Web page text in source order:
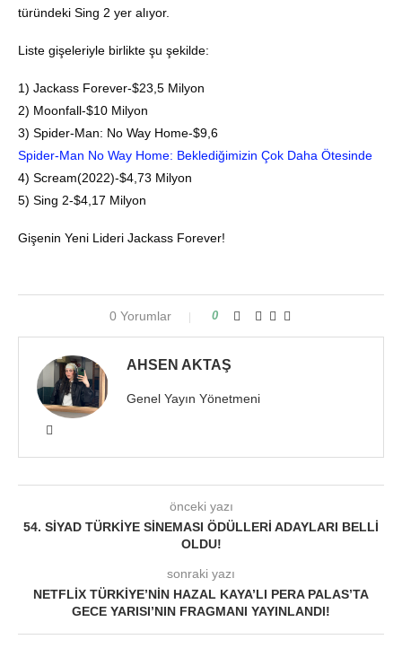
türündeki Sing 2 yer alıyor.
Liste gişeleriyle birlikte şu şekilde:
1) Jackass Forever-$23,5 Milyon
2) Moonfall-$10 Milyon
3) Spider-Man: No Way Home-$9,6
Spider-Man No Way Home: Beklediğimizin Çok Daha Ötesinde
4) Scream(2022)-$4,73 Milyon
5) Sing 2-$4,17 Milyon
Gişenin Yeni Lideri Jackass Forever!
0 Yorumlar 0
AHSEN AKTAŞ
Genel Yayın Yönetmeni
önceki yazı
54. SIYAD TÜRKIYE SINEMASI ÖDÜLLERI ADAYLARI BELLI
OLDU!
sonraki yazı
NETFLIX TÜRKIYE’NIN HAZAL KAYA’LI PERA PALAS’TA
GECE YARISI’NIN FRAGMANI YAYINLANDI!